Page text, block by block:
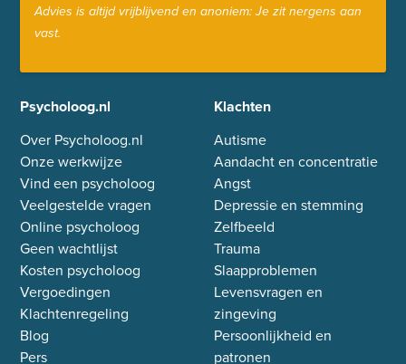
Advies is altijd vrijblijvend en anoniem: Je zit nergens aan
vast.
Psycholoog.nl
Over Psycholoog.nl
Onze werkwijze
Vind een psycholoog
Veelgestelde vragen
Online psycholoog
Geen wachtlijst
Kosten psycholoog
Vergoedingen
Klachtenregeling
Blog
Pers
Klachten
Autisme
Aandacht en concentratie
Angst
Depressie en stemming
Zelfbeeld
Trauma
Slaapproblemen
Levensvragen en
zingeving
Persoonlijkheid en
patronen